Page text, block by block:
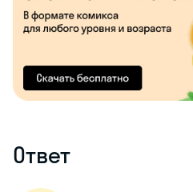
Ответ